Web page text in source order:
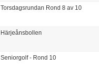
Torsdagsrundan Rond 8 av 10
Härjeånsbollen
Seniorgolf - Rond 10